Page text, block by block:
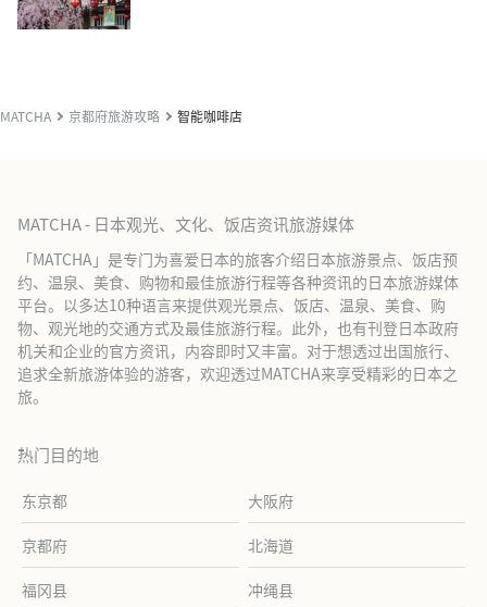
MATCHA 京都府旅游攻略 智能咖啡店
MATCHA - 日本观光、文化、饭店资讯旅游媒体
「MATCHA」是专门为喜爱日本的旅客介绍日本旅游景点、饭店预
约、温泉、美食、购物和最佳旅游行程等各种资讯的日本旅游媒体
平台。以多达10种语言来提供观光景点、饭店、温泉、美食、购
物、观光地的交通方式及最佳旅游行程。此外，也有刊登日本政府
机关和企业的官方资讯，内容即时又丰富。对于想透过出国旅行、
追求全新旅游体验的游客，欢迎透过MATCHA来享受精彩的日本之
旅。
热门目的地
东京都 大阪府
京都府 北海道
福冈县 冲绳县